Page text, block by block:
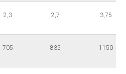
2,3 2,7 3,75
705 835 1150